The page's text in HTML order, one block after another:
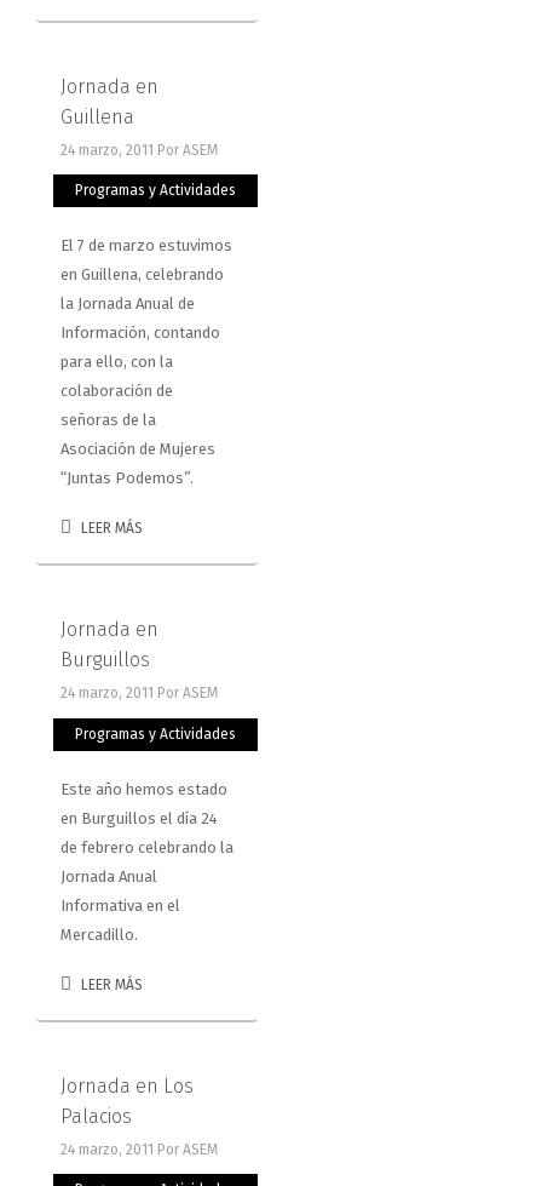
Jornada en
Guillena
24 marzo, 2011 Por ASEM
Programas y Actividades
El 7 de marzo estuvimos
en Guillena, celebrando
la Jornada Anual de
Información, contando
para ello, con la
colaboración de
señoras de la
Asociación de Mujeres
“Juntas Podemos”.
LEER MÁS
Jornada en
Burguillos
24 marzo, 2011 Por ASEM
Programas y Actividades
Este año hemos estado
en Burguillos el día 24
de febrero celebrando la
Jornada Anual
Informativa en el
Mercadillo.
LEER MÁS
Jornada en Los
Palacios
24 marzo, 2011 Por ASEM